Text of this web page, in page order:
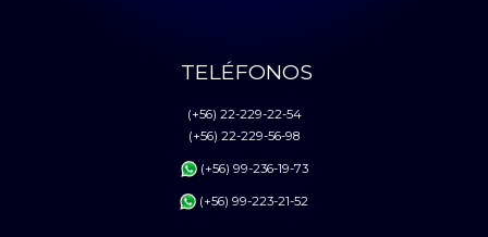
TELÉFONOS
(+56) 22-229-22-54
(+56) 22-229-56-98
(+56) 99-236-19-73
(+56) 99-223-21-52